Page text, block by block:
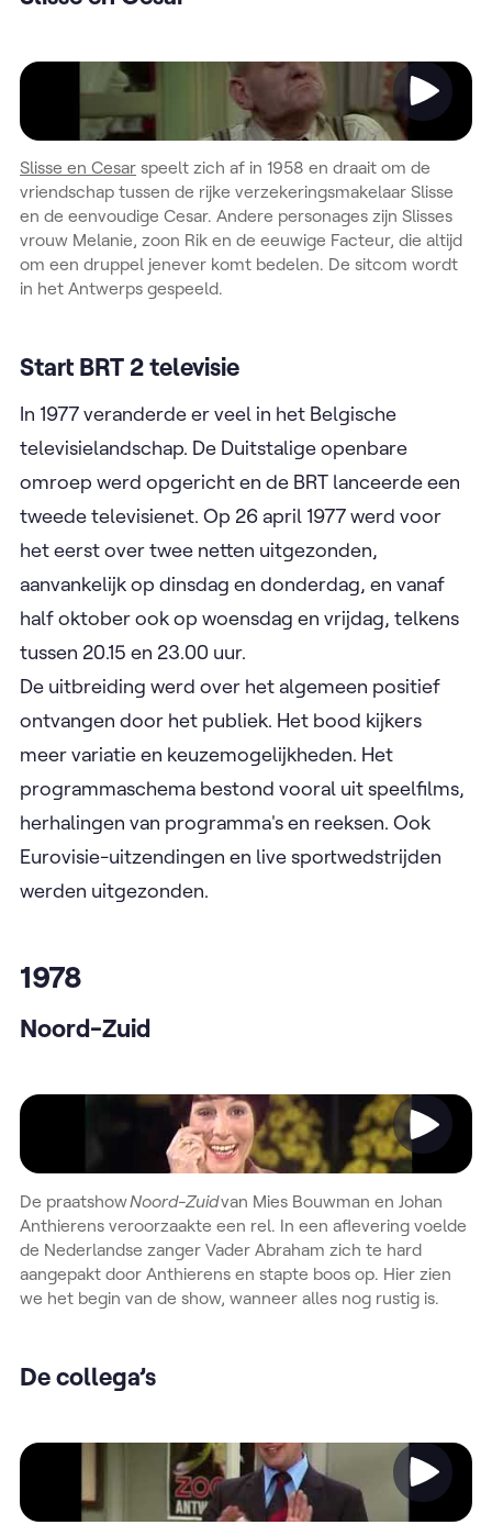
Video
Slisse en Cesar speelt zich af in 1958 en draait om de
vriendschap tussen de rijke verzekeringsmakelaar Slisse
en de eenvoudige Cesar. Andere personages zijn Slisses
vrouw Melanie, zoon Rik en de eeuwige Facteur, die altijd
om een druppel jenever komt bedelen. De sitcom wordt
in het Antwerps gespeeld.
Start BRT 2 televisie
In 1977 veranderde er veel in het Belgische
televisielandschap. De Duitstalige openbare
omroep werd opgericht en de BRT lanceerde een
tweede televisienet. Op 26 april 1977 werd voor
het eerst over twee netten uitgezonden,
aanvankelijk op dinsdag en donderdag, en vanaf
half oktober ook op woensdag en vrijdag, telkens
tussen 20.15 en 23.00 uur.
De uitbreiding werd over het algemeen positief
ontvangen door het publiek. Het bood kijkers
meer variatie en keuzemogelijkheden. Het
programmaschema bestond vooral uit speelfilms,
herhalingen van programma's en reeksen. Ook
Eurovisie-uitzendingen en live sportwedstrijden
werden uitgezonden.
1978
Noord-Zuid
Video
De praatshowNoord-Zuidvan Mies Bouwman en Johan
Anthierens veroorzaakte een rel. In een aflevering voelde
de Nederlandse zanger Vader Abraham zich te hard
aangepakt door Anthierens en stapte boos op. Hier zien
we het begin van de show, wanneer alles nog rustig is.
De collega’s
Video